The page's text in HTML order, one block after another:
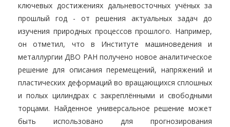
ключевых достижениях дальневосточных учёных за
прошлый год - от решения актуальных задач до
изучения природных процессов прошлого. Например,
он отметил, что в Институте машиноведения и
металлургии ДВО РАН получено новое аналитическое
решение для описания перемещений, напряжений и
пластических деформаций во вращающихся сплошных
и полых цилиндрах с закреплёнными и свободными
торцами. Найденное универсальное решение может
быть использовано для прогнозирования